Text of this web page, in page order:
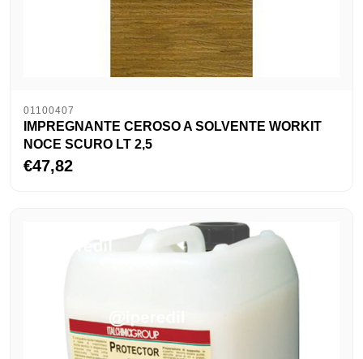
01100407
IMPREGNANTE CEROSO A SOLVENTE WORKIT
NOCE SCURO LT 2,5
€47,82